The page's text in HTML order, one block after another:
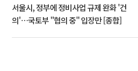
서울시, 정부에 정비사업 규제 완화 '건
의'⋯국토부 "협의 중" 입장만 [종합]